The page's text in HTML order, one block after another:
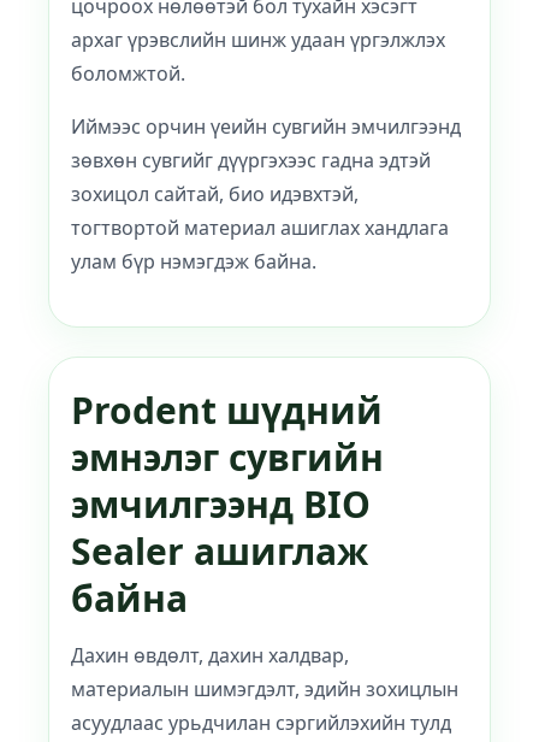
цочроох нөлөөтэй бол тухайн хэсэгт
архаг үрэвслийн шинж удаан үргэлжлэх
боломжтой.
Иймээс орчин үеийн сувгийн эмчилгээнд
зөвхөн сувгийг дүүргэхээс гадна эдтэй
зохицол сайтай, био идэвхтэй,
тогтвортой материал ашиглах хандлага
улам бүр нэмэгдэж байна.
Prodent шүдний
эмнэлэг сувгийн
эмчилгээнд BIO
Sealer ашиглаж
байна
Дахин өвдөлт, дахин халдвар,
материалын шимэгдэлт, эдийн зохицлын
асуудлаас урьдчилан сэргийлэхийн тулд